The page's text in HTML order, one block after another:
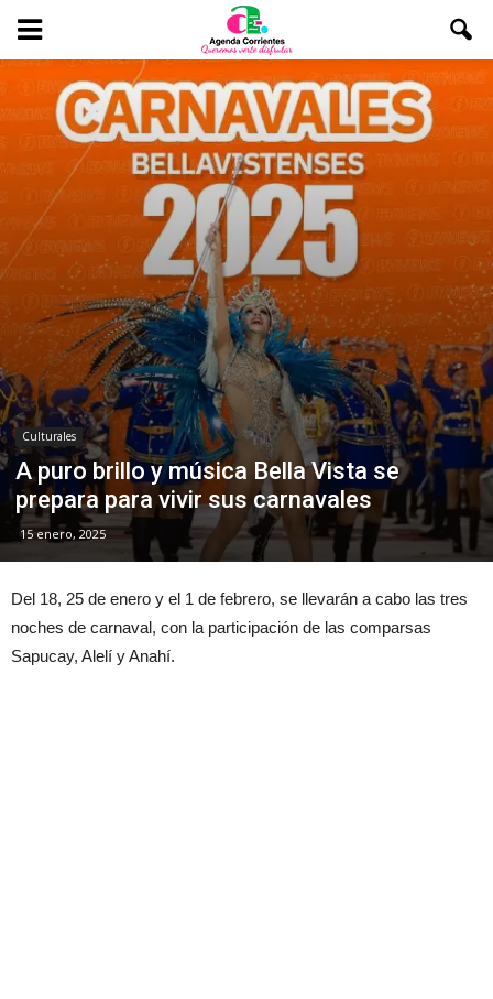
Culturales
A puro brillo y música Bella Vista se
prepara para vivir sus carnavales
15 enero, 2025
Del 18, 25 de enero y el 1 de febrero, se llevarán a cabo las tres
noches de carnaval, con la participación de las comparsas
Sapucay, Alelí y Anahí.